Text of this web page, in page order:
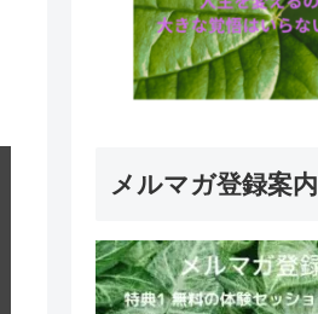
メルマガ登録案内